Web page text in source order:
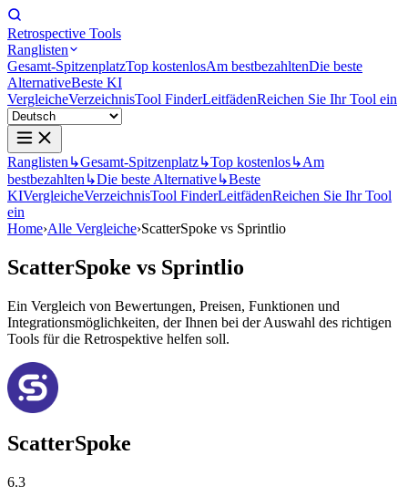
Retrospective Tools
Ranglisten
Gesamt-SpitzenplatzTop kostenlosAm bestbezahltenDie beste
AlternativeBeste KI
VergleicheVerzeichnisTool FinderLeitfädenReichen Sie Ihr Tool ein
Ranglisten ↳Gesamt-Spitzenplatz↳Top kostenlos↳Am
bestbezahlten ↳Die beste Alternative↳Beste
KIVergleicheVerzeichnisTool FinderLeitfädenReichen Sie Ihr Tool
ein
Home›Alle Vergleiche›ScatterSpoke vs Sprintlio
ScatterSpoke vs Sprintlio
Ein Vergleich von Bewertungen, Preisen, Funktionen und
Integrationsmöglichkeiten, der Ihnen bei der Auswahl des richtigen
Tools für die Retrospektive helfen soll.
ScatterSpoke
6.3